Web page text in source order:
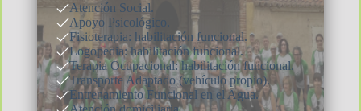
Atención Social.
Apoyo Psicológico.
Fisioterapia: habilitación funcional.
Logopedia: habilitación funcional.
Terapia Ocupacional: habilitación funcional.
Transporte Adaptado (vehículo propio).
Entrenamiento Funcional en el Agua.